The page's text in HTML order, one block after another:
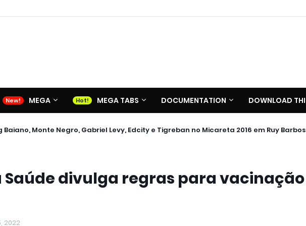
MEGA MEGA TABS DOCUMENTATION DOWNLOAD
Baiano, Monte Negro, Gabriel Levy, Edcity e Tigreban no Micareta 2016 em Ruy
Saúde divulga regras para vacinação
2022